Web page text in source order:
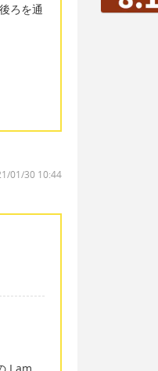
ろを通
01/30 10:44